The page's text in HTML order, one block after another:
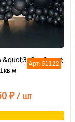
Арт: 51122
1кв м
₽ / шт